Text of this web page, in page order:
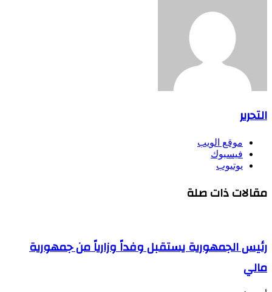
التحرير
موقع الويب
فيسبوك
يوتيوب
مقالات ذات صلة
رئيس الجمهورية يستقبل وفداً وزارياً من جمهورية
مالي